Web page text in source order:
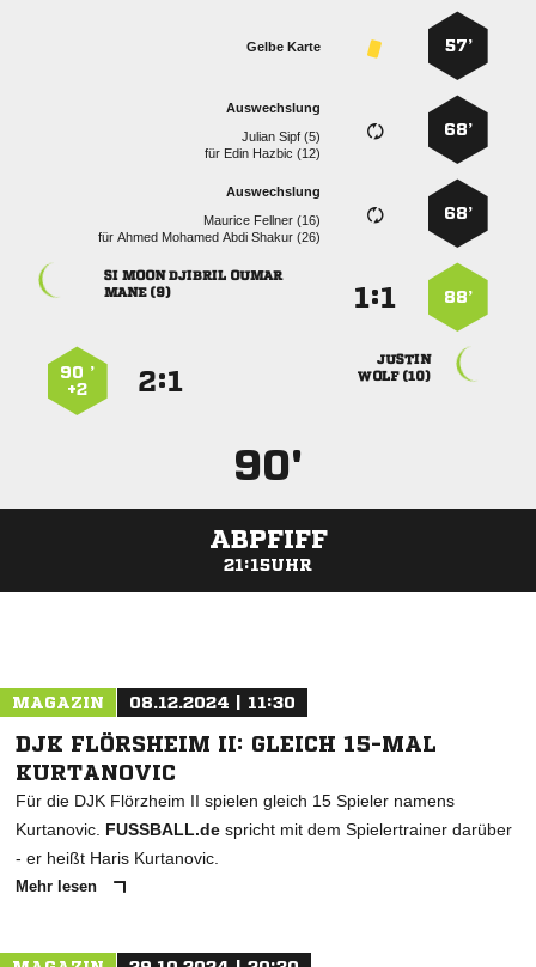
57’
Gelbe Karte
68’
Auswechslung
  
für   
68’
Auswechslung
  
für    
88’
:
   
 

 
:
90 ’
+2
90'
ABPFIFF
21:15UHR
MAGAZIN 08.12.2024 | 11:30
DJK FLÖRSHEIM II: GLEICH 15-MAL
KURTANOVIC
Für die DJK Flörzheim II spielen gleich 15 Spieler namens
Kurtanovic. FUSSBALL.de spricht mit dem Spielertrainer darüber
- er heißt Haris Kurtanovic.
Mehr lesen